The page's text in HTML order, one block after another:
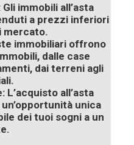
Gli immobili all’asta
a prezzi inferiori
mercato.
immobiliari offrono
dalle case
dai terreni agli
L’acquisto all’asta
unica
dei tuoi sogni a un